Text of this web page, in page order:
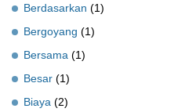
Berdasarkan (1)
Bergoyang (1)
Bersama (1)
Besar (1)
Biaya (2)